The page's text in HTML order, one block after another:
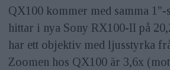
QX100 kommer med samma 1"-
hittar i nya Sony RX100-II på
har ett objektiv med ljusstyrka
Zoomen hos QX100 är 3,6x